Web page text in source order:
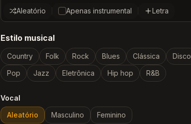
Aleatório Apenas instrumental Letra
Estilo musical
Country Folk Rock Blues Clássica Disco
Pop
Jazz Eletrônica Hip hop R&B
Vocal
Aleatório
Masculino Feminino